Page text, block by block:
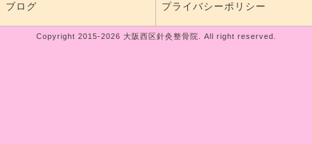
ブログ プライバシーポリシー
Copyright 2015-2026 大阪西区針灸整骨院. All right reserved.